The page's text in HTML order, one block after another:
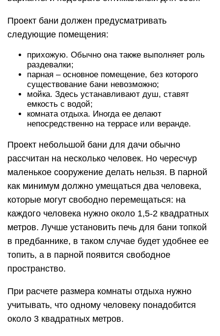
Проект бани должен предусматривать
следующие помещения:
прихожую. Обычно она также выполняет роль
раздевалки;
парная – основное помещение, без которого
существование бани невозможно;
мойка. Здесь устанавливают душ, ставят
емкость с водой;
комната отдыха. Иногда ее делают
непосредственно на террасе или веранде.
Проект небольшой бани для дачи обычно
рассчитан на несколько человек. Но чересчур
маленькое сооружение делать нельзя. В парной
как минимум должно умещаться два человека,
которые могут свободно перемещаться: на
каждого человека нужно около 1,5-2 квадратных
метров. Лучше установить печь для бани топкой
в предбаннике, в таком случае будет удобнее ее
топить, а в парной появится свободное
пространство.
При расчете размера комнаты отдыха нужно
учитывать, что одному человеку понадобится
около 3 квадратных метров.